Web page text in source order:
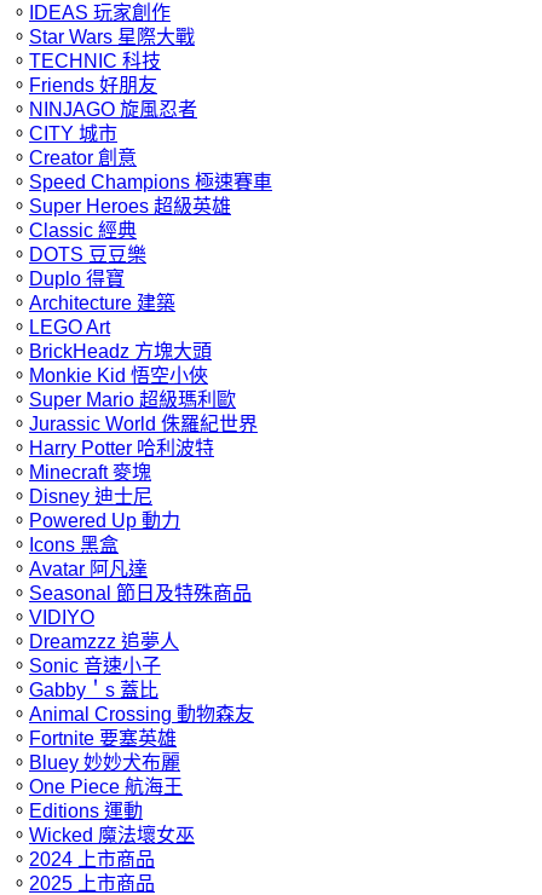
。
IDEAS 玩家創作
。 Star Wars 星際大戰
。 TECHNIC 科技
。 Friends 好朋友
。 NINJAGO 旋風忍者
。 CITY 城市
。 Creator 創意
。 Speed Champions 極速賽車
。 Super Heroes 超級英雄
。 Classic 經典
。 DOTS 豆豆樂
。 Duplo 得寶
。 Architecture 建築
。 LEGO Art
。 BrickHeadz 方塊大頭
。 Monkie Kid 悟空小俠
。 Super Mario 超級瑪利歐
。 Jurassic World 侏羅紀世界
。 Harry Potter 哈利波特
。 Minecraft 麥塊
。 Disney 迪士尼
。 Powered Up 動力
。 Icons 黑盒
。 Avatar 阿凡達
。 Seasonal 節日及特殊商品
。 VIDIYO
。 Dreamzzz 追夢人
。 Sonic 音速小子
。 Gabby＇s 蓋比
。 Animal Crossing 動物森友
。 Fortnite 要塞英雄
。 Bluey 妙妙犬布麗
。 One Piece 航海王
。 Editions 運動
。 Wicked 魔法壞女巫
。 2024 上市商品
。 2025 上市商品